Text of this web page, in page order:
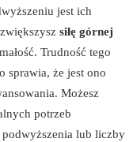
jest ich
siłę górnej
Trudność tego
sprawia, że jest ono
Możesz
potrzeb
lub liczby